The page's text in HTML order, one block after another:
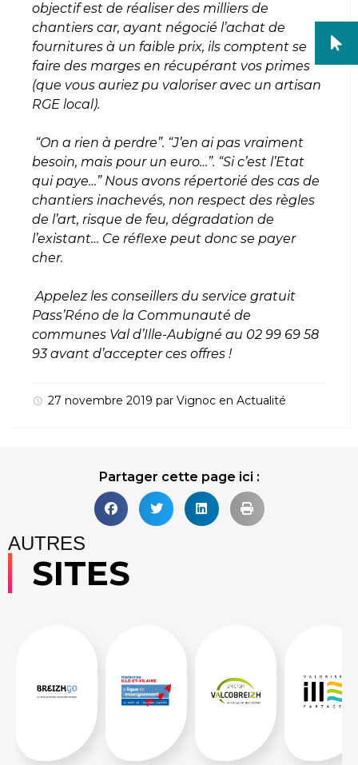
objectif est de réaliser des milliers de
chantiers car, ayant négocié l’achat de
fournitures à un faible prix, ils comptent se
faire des marges en récupérant vos primes
(que vous auriez pu valoriser avec un artisan
RGE local).
“On a rien à perdre”. “J’en ai pas vraiment
besoin, mais pour un euro…”. “Si c’est l’Etat
qui paye…” Nous avons répertorié des cas de
chantiers inachevés, non respect des règles
de l’art, risque de feu, dégradation de
l’existant… Ce réflexe peut donc se payer
cher.
Appelez les conseillers du service gratuit
Pass’Réno de la Communauté de
communes Val d’Ille-Aubigné au 02 99 69 58
93 avant d’accepter ces offres !
27 novembre 2019 par Vignoc en Actualité
Partager cette page ici :
AUTRES
SITES